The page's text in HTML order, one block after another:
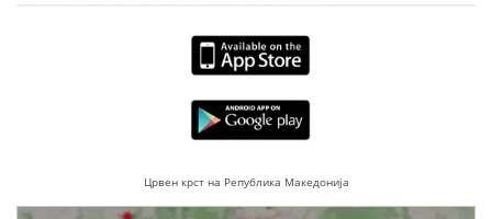
ПРИРАЧНИЦИ
СТРАТЕГИИ
Црвен крст на Република Македонија